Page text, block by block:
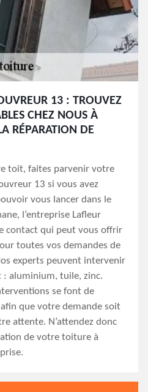
13 : TROUVEZ
CHEZ NOUS À
RÉPARATION DE
toit, faites parvenir votre
13 si vous avez
vous lancer dans le
l’entreprise Lafleur
contact qui peut vous offrir
toutes vos demandes de
experts peuvent intervenir
aluminium, tuile, zinc.
se font de
que votre demande soit
attente. N’attendez donc
de votre toiture à